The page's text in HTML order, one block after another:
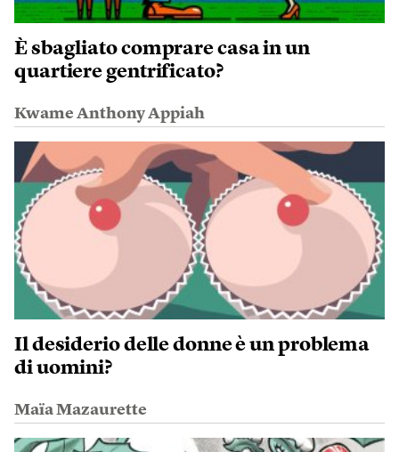
È sbagliato comprare casa in un
quartiere gentrificato?
Kwame Anthony Appiah
Il desiderio delle donne è un problema
di uomini?
Maïa Mazaurette